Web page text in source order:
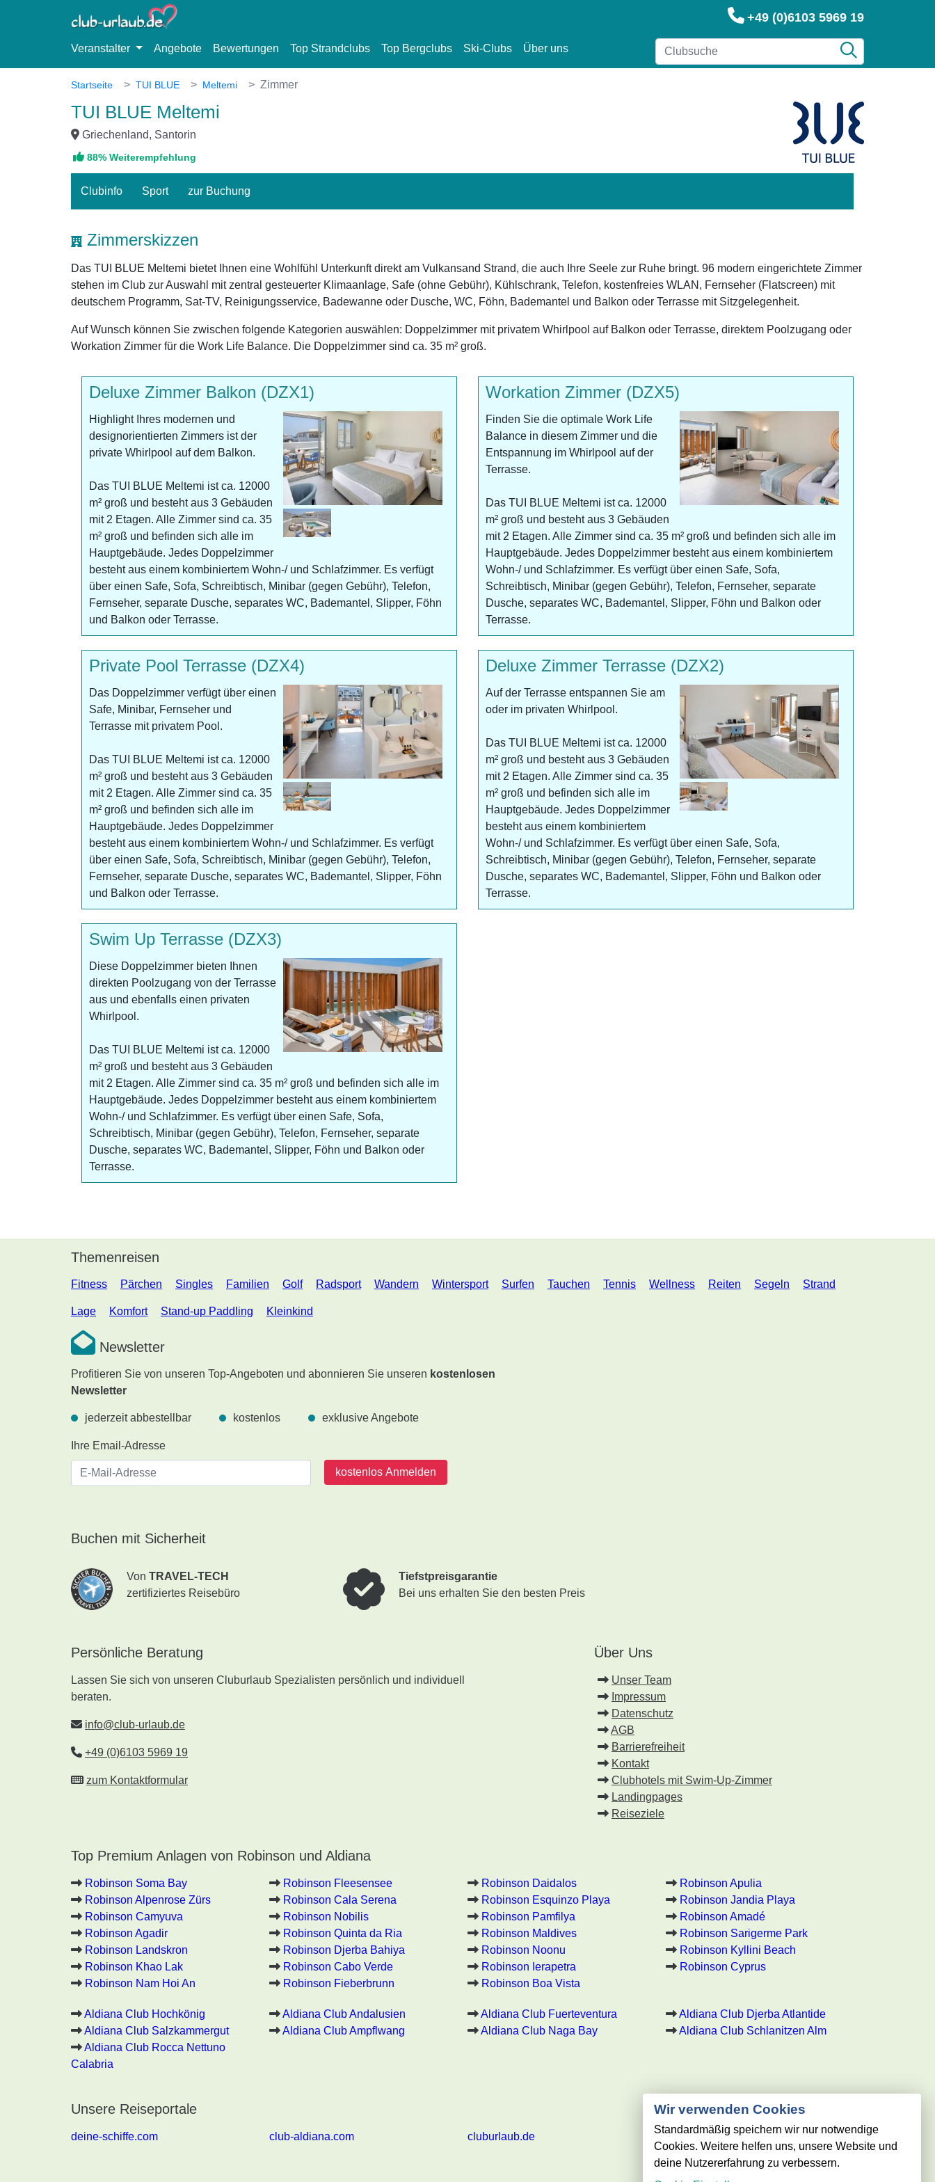
+49 (0)6103 5969 19
Veranstalter Angebote Bewertungen Top Strandclubs Top Bergclubs Ski-Clubs Über uns
Startseite TUI BLUE Meltemi Zimmer
TUI BLUE Meltemi
Griechenland, Santorin
88% Weiterempfehlung
Clubinfo Sport zur Buchung
Zimmerskizzen
Das TUI BLUE Meltemi bietet Ihnen eine Wohlfühl Unterkunft direkt am Vulkansand Strand, die auch Ihre Seele zur Ruhe bringt. 96 modern eingerichtete Zimmer
stehen im Club zur Auswahl mit zentral gesteuerter Klimaanlage, Safe (ohne Gebühr), Kühlschrank, Telefon, kostenfreies WLAN, Fernseher (Flatscreen) mit
deutschem Programm, Sat-TV, Reinigungsservice, Badewanne oder Dusche, WC, Föhn, Bademantel und Balkon oder Terrasse mit Sitzgelegenheit.
Auf Wunsch können Sie zwischen folgende Kategorien auswählen: Doppelzimmer mit privatem Whirlpool auf Balkon oder Terrasse, direktem Poolzugang oder
Workation Zimmer für die Work Life Balance. Die Doppelzimmer sind ca. 35 m² groß.
Deluxe Zimmer Balkon (DZX1)
Highlight Ihres modernen und
designorientierten Zimmers ist der
private Whirlpool auf dem Balkon.
Das TUI BLUE Meltemi ist ca. 12000
m² groß und besteht aus 3 Gebäuden
mit 2 Etagen. Alle Zimmer sind ca. 35
m² groß und befinden sich alle im
Hauptgebäude. Jedes Doppelzimmer
besteht aus einem kombiniertem Wohn-/ und Schlafzimmer. Es verfügt
über einen Safe, Sofa, Schreibtisch, Minibar (gegen Gebühr), Telefon,
Fernseher, separate Dusche, separates WC, Bademantel, Slipper, Föhn
und Balkon oder Terrasse.
Workation Zimmer (DZX5)
Finden Sie die optimale Work Life
Balance in diesem Zimmer und die
Entspannung im Whirlpool auf der
Terrasse.
Das TUI BLUE Meltemi ist ca. 12000
m² groß und besteht aus 3 Gebäuden
mit 2 Etagen. Alle Zimmer sind ca. 35 m² groß und befinden sich alle im
Hauptgebäude. Jedes Doppelzimmer besteht aus einem kombiniertem
Wohn-/ und Schlafzimmer. Es verfügt über einen Safe, Sofa,
Schreibtisch, Minibar (gegen Gebühr), Telefon, Fernseher, separate
Dusche, separates WC, Bademantel, Slipper, Föhn und Balkon oder
Terrasse.
Private Pool Terrasse (DZX4)
Das Doppelzimmer verfügt über einen
Safe, Minibar, Fernseher und
Terrasse mit privatem Pool.
Das TUI BLUE Meltemi ist ca. 12000
m² groß und besteht aus 3 Gebäuden
mit 2 Etagen. Alle Zimmer sind ca. 35
m² groß und befinden sich alle im
Hauptgebäude. Jedes Doppelzimmer
besteht aus einem kombiniertem Wohn-/ und Schlafzimmer. Es verfügt
über einen Safe, Sofa, Schreibtisch, Minibar (gegen Gebühr), Telefon,
Fernseher, separate Dusche, separates WC, Bademantel, Slipper, Föhn
und Balkon oder Terrasse.
Deluxe Zimmer Terrasse (DZX2)
Auf der Terrasse entspannen Sie am
oder im privaten Whirlpool.
Das TUI BLUE Meltemi ist ca. 12000
m² groß und besteht aus 3 Gebäuden
mit 2 Etagen. Alle Zimmer sind ca. 35
m² groß und befinden sich alle im
Hauptgebäude. Jedes Doppelzimmer
besteht aus einem kombiniertem
Wohn-/ und Schlafzimmer. Es verfügt über einen Safe, Sofa,
Schreibtisch, Minibar (gegen Gebühr), Telefon, Fernseher, separate
Dusche, separates WC, Bademantel, Slipper, Föhn und Balkon oder
Terrasse.
Swim Up Terrasse (DZX3)
Diese Doppelzimmer bieten Ihnen
direkten Poolzugang von der Terrasse
aus und ebenfalls einen privaten
Whirlpool.
Das TUI BLUE Meltemi ist ca. 12000
m² groß und besteht aus 3 Gebäuden
mit 2 Etagen. Alle Zimmer sind ca. 35 m² groß und befinden sich alle im
Hauptgebäude. Jedes Doppelzimmer besteht aus einem kombiniertem
Wohn-/ und Schlafzimmer. Es verfügt über einen Safe, Sofa,
Schreibtisch, Minibar (gegen Gebühr), Telefon, Fernseher, separate
Dusche, separates WC, Bademantel, Slipper, Föhn und Balkon oder
Terrasse.
Themenreisen
Fitness Pärchen Singles Familien Golf Radsport Wandern Wintersport Surfen Tauchen Tennis Wellness Reiten Segeln Strand
Lage Komfort Stand-up Paddling Kleinkind
Newsletter
Profitieren Sie von unseren Top-Angeboten und abonnieren Sie unseren kostenlosen
Newsletter
jederzeit abbestellbar kostenlos exklusive Angebote
Ihre Email-Adresse
kostenlos Anmelden
Buchen mit Sicherheit
Von TRAVEL-TECH
zertifiziertes Reisebüro
Tiefstpreisgarantie
Bei uns erhalten Sie den besten Preis
Persönliche Beratung
Lassen Sie sich von unseren Cluburlaub Spezialisten persönlich und individuell
beraten.
info@club-urlaub.de
+49 (0)6103 5969 19
zum Kontaktformular
Über Uns
Unser Team
Impressum
Datenschutz
AGB
Barrierefreiheit
Kontakt
Clubhotels mit Swim-Up-Zimmer
Landingpages
Reiseziele
Top Premium Anlagen von Robinson und Aldiana
Robinson Soma Bay Robinson Fleesensee Robinson Daidalos
Robinson Apulia
Robinson Alpenrose Zürs
Robinson Cala Serena Robinson Esquinzo Playa
Robinson Jandia Playa
Robinson Camyuva
Robinson Nobilis Robinson Pamfilya
Robinson Amadé
Robinson Agadir
Robinson Quinta da Ria Robinson Maldives
Robinson Sarigerme Park
Robinson Landskron
Robinson Djerba Bahiya Robinson Noonu
Robinson Kyllini Beach
Robinson Khao Lak
Robinson Cabo Verde Robinson Ierapetra
Robinson Cyprus
Robinson Nam Hoi An
Robinson Fieberbrunn Robinson Boa Vista
Aldiana Club Hochkönig Aldiana Club Andalusien Aldiana Club Fuerteventura
Aldiana Club Djerba Atlantide
Aldiana Club Salzkammergut
Aldiana Club Ampflwang Aldiana Club Naga Bay
Aldiana Club Schlanitzen Alm
Aldiana Club Rocca Nettuno
Calabria
Unsere Reiseportale
deine-schiffe.com club-aldiana.com cluburlaub.de robinson-club-spezialist.de
Wir verwenden Cookies
Standardmäßig speichern wir nur notwendige
Cookies. Weitere helfen uns, unsere Website und
deine Nutzererfahrung zu verbessern.